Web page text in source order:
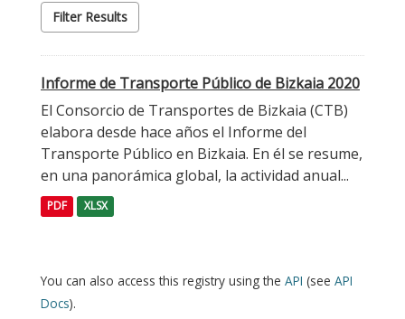
Filter Results
Informe de Transporte Público de Bizkaia 2020
El Consorcio de Transportes de Bizkaia (CTB)
elabora desde hace años el Informe del
Transporte Público en Bizkaia. En él se resume,
en una panorámica global, la actividad anual...
PDF XLSX
You can also access this registry using the API (see API
Docs).